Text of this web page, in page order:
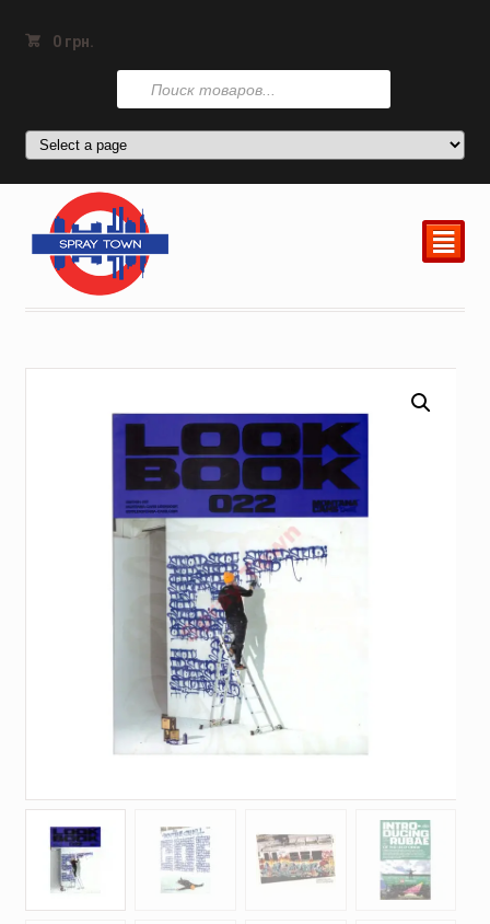
0 грн.
Поиск
товаров
²